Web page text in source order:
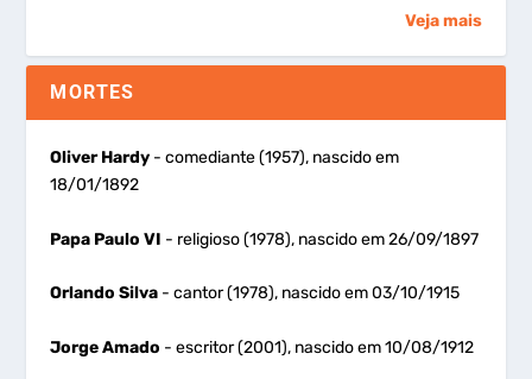
Veja mais
MORTES
Oliver Hardy - comediante (1957), nascido em
18/01/1892
Papa Paulo VI - religioso (1978), nascido em 26/09/1897
Orlando Silva - cantor (1978), nascido em 03/10/1915
Jorge Amado - escritor (2001), nascido em 10/08/1912